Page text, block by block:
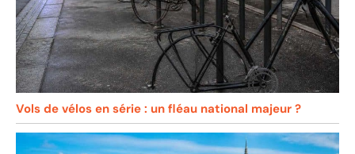
Vols de vélos en série : un fléau national majeur ?